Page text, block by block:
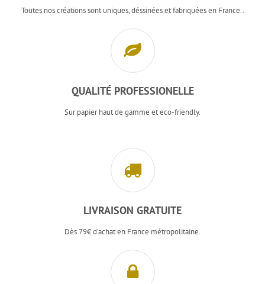
Toutes nos créations sont uniques, déssinées et fabriquées en France..
QUALITÉ PROFESSIONELLE
Sur papier haut de gamme et eco-friendly.
LIVRAISON GRATUITE
Dès 79€ d'achat en France métropolitaine.